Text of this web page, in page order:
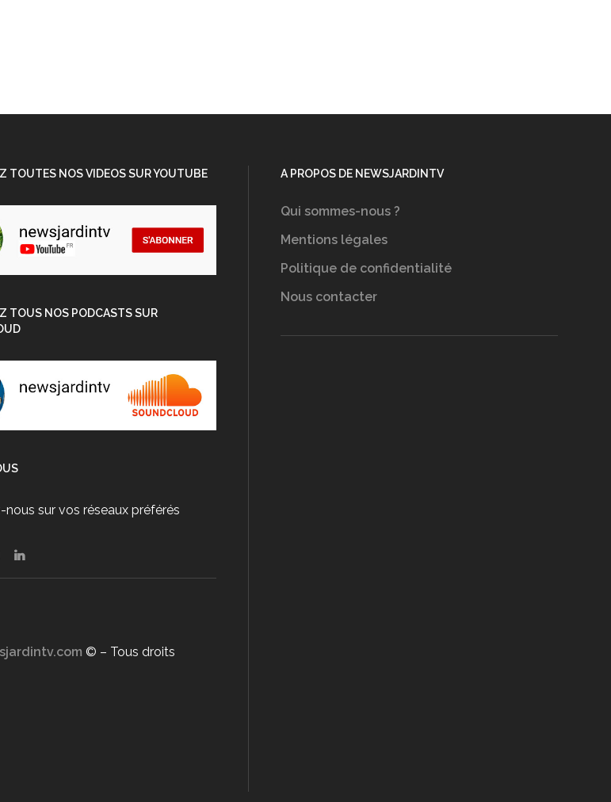
TOUTES NOS VIDEOS SUR YOUTUBE
TOUS NOS PODCASTS SUR
nous sur vos réseaux préférés
© – Tous droits
A PROPOS DE NEWSJARDINTV
Qui sommes-nous ?
Mentions légales
Politique de confidentialité
Nous contacter